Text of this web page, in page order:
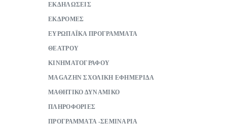
ΕΚΔΗΛΩΣΕΙΣ
ΕΚΔΡΟΜΕΣ
ΕΥΡΩΠΑΪΚΑ ΠΡΟΓΡΑΜΜΑΤΑ
ΘΕΑΤΡΟΥ
ΚΙΝΗΜΑΤΟΓΡΑΦΟΥ
ΜAGAZHN ΣΧΟΛΙΚΗ ΕΦΗΜΕΡΙΔΑ
ΜΑΘΗΤΙΚΟ ΔΥΝΑΜΙΚΟ
ΠΛΗΡΟΦΟΡΙΕΣ
ΠΡΟΓΡΑΜΜΑΤΑ -ΣΕΜΙΝΑΡΙΑ